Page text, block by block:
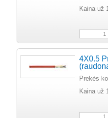
Kaina už
4X0.5
Prekės
Kaina už